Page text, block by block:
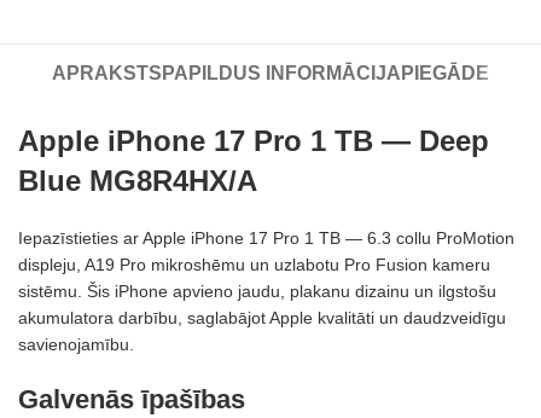
APRAKSTS PAPILDUS INFORMĀCIJA PIEGĀDE
Apple iPhone 17 Pro 1 TB — Deep
Blue MG8R4HX/A
Iepazīstieties ar Apple iPhone 17 Pro 1 TB — 6.3 collu ProMotion
displeju, A19 Pro mikroshēmu un uzlabotu Pro Fusion kameru
sistēmu. Šis iPhone apvieno jaudu, plakanu dizainu un ilgstošu
akumulatora darbību, saglabājot Apple kvalitāti un daudzveidīgu
savienojamību.
Galvenās īpašības